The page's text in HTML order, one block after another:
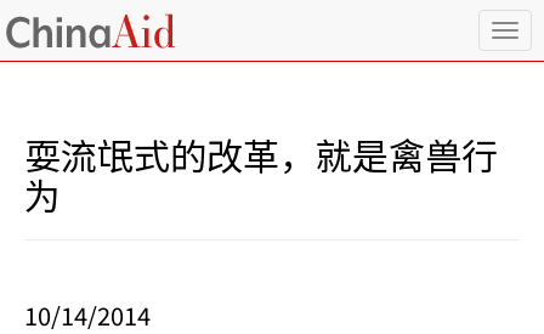
T
o
耍流氓式的改革，就是禽兽行
为
10/14/2014